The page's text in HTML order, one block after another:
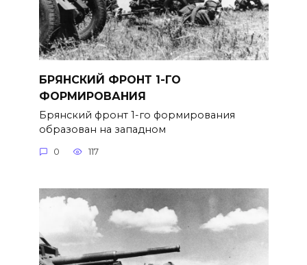
БРЯНСКИЙ ФРОНТ 1-ГО
ФОРМИРОВАНИЯ
Брянский фронт 1-го формирова­ния
образован на западном
0 117